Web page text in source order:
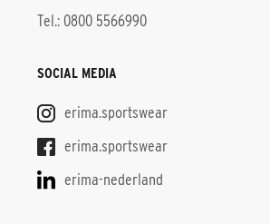
Tel.: 0800 5566990
SOCIAL MEDIA
erima.sportswear
erima.sportswear
erima-nederland